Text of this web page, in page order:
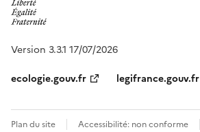
Version 3.3.1 17/07/2026
ecologie.gouv.fr
legifrance.gouv.fr
Plan du site Accessibilité: non conforme